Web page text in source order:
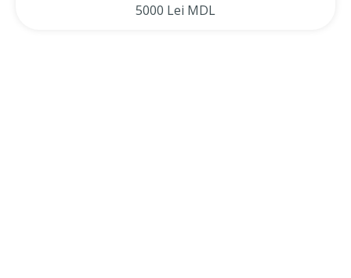
5000 Lei MDL